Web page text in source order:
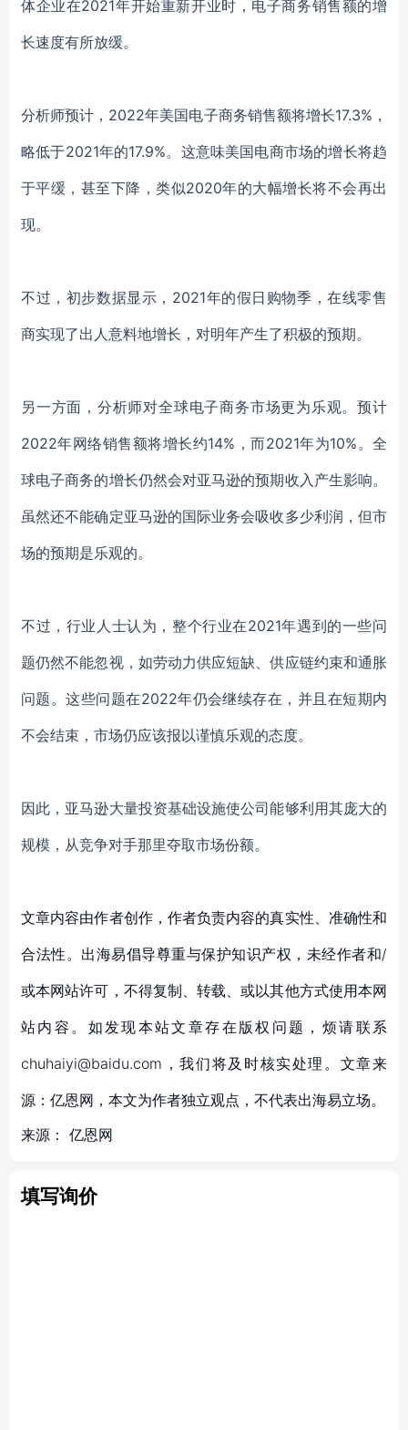
体企业在2021年开始重新开业时，电子商务销售额的增
长速度有所放缓。
分析师预计， 2022年美国电子商务销售额将增长17.3%，
略低于2021年的17.9%。这意味美国电商市场的增长将趋
于平缓，甚至下降，类似2020年的大幅增长将不会再出
现。
不过，初步数据显示， 2021年的假日购物季，在线零售
商实现了出人意料地增长，对明年产生了积极的预期。
另一方面，分析师对全球电子商务市场更为乐观。预计
2022年网络销售额将增长约14%，而2021年为10%。全
球电子商务的增长仍然会对亚马逊的预期收入产生影响。
虽然还不能确定亚马逊的国际业务会吸收多少利润，但市
场的预期是乐观的。
不过，行业人士认为， 整个行业在2021年遇到的一些问
题仍然不能忽视，如劳动力供应短缺、供应链约束和通胀
问题。这些问题在2022年仍会继续存在， 并且 在短期内
不会结束 ，市场仍应该报以谨慎乐观的态度。
因此， 亚马逊大量投资基础设施使公司能够利用其庞大的
规模，从竞争对手那里夺取市场份额。
文章内容由作者创作，作者负责内容的真实性、准确性和
合法性。出海易倡导尊重与保护知识产权，未经作者和/
或本网站许可，不得复制、转载、或以其他方式使用本网
站内容。如发现本站文章存在版权问题，烦请联系
chuhaiyi@baidu.com，我们将及时核实处理。文章来
源：亿恩网，本文为作者独立观点，不代表出海易立场。
来源： 亿恩网
填写询价